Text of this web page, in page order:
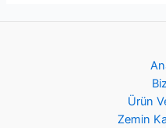
Ürün
Zemin